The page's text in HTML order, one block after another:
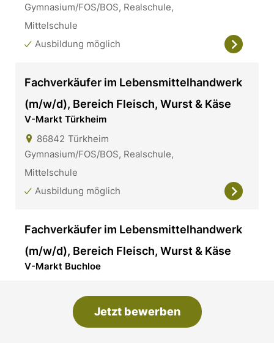
Jetzt bewerben
Gymnasium/FOS/BOS, Realschule,
Mittelschule
Ausbildung möglich
Fachverkäufer im Lebensmittelhandwerk
(m/w/d), Bereich Fleisch, Wurst & Käse
V-Markt Türkheim
86842 Türkheim
Gymnasium/FOS/BOS, Realschule,
Mittelschule
Ausbildung möglich
Fachverkäufer im Lebensmittelhandwerk
(m/w/d), Bereich Fleisch, Wurst & Käse
V-Markt Buchloe
Gymnasium/FOS/BOS, Realschule,
Mittelschule